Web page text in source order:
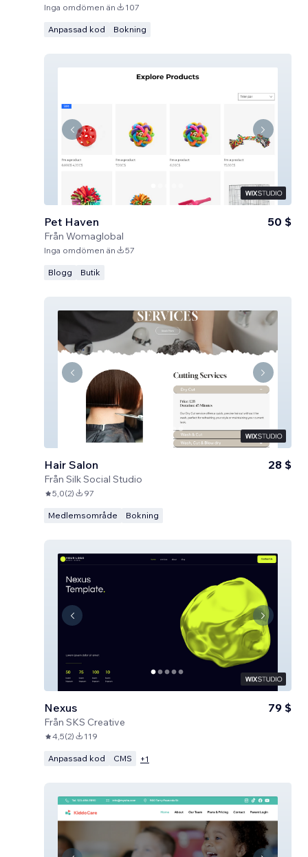
Inga omdömen än 107
Anpassad kod Bokning
Pet Haven
Från Womaglobal
50 $
Inga omdömen än 57
Blogg Butik
Hair Salon
Från Silk Social Studio
28 $
5,0(2) 97
Medlemsområde Bokning
Nexus
Från SKS Creative
79 $
4,5(2) 119
Anpassad kod CMS +1